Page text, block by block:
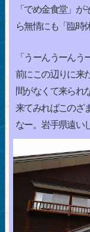
「でめ金食堂」
ら無情にも「臨時
「うーんうーんう
前にこの辺りに来
間がなくて来られ
来てみればこのざ
なー。岩手県遠いし